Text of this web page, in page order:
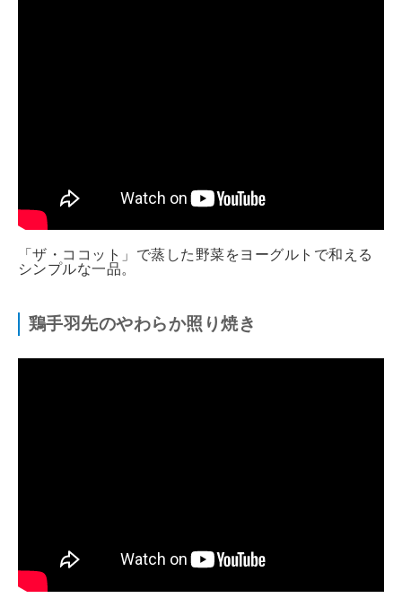
「ザ・ココット」で蒸した野菜をヨーグルトで和える
シンプルな一品。
鶏手羽先のやわらか照り焼き